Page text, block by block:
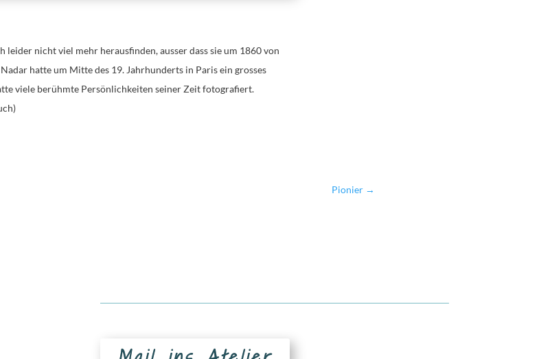
leider nicht viel mehr herausfinden, ausser dass sie um 1860 von
hatte um Mitte des 19. Jahrhunderts in Paris ein grosses
viele berühmte Persönlichkeiten seiner Zeit fotografiert.
Pionier →